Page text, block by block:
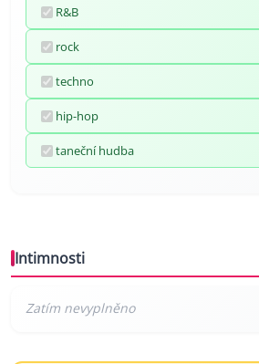
R&B
rock
techno
hip-hop
taneční hudba
Intimnosti